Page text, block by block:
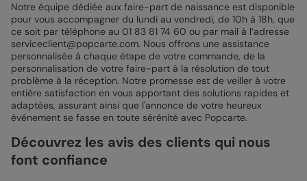
Notre équipe dédiée aux faire-part de naissance est disponible
pour vous accompagner du lundi au vendredi, de 10h à 18h, que
ce soit par téléphone au 01 83 81 74 60 ou par mail à l’adresse
serviceclient@popcarte.com. Nous offrons une assistance
personnalisée à chaque étape de votre commande, de la
personnalisation de votre faire-part à la résolution de tout
problème à la réception. Notre promesse est de veiller à votre
entière satisfaction en vous apportant des solutions rapides et
adaptées, assurant ainsi que l'annonce de votre heureux
événement se fasse en toute sérénité avec Popcarte.
Découvrez les avis des clients qui nous
font confiance